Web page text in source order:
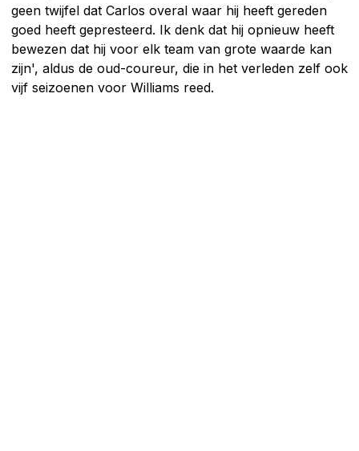
geen twijfel dat Carlos overal waar hij heeft gereden
goed heeft gepresteerd. Ik denk dat hij opnieuw heeft
bewezen dat hij voor elk team van grote waarde kan
zijn', aldus de oud-coureur, die in het verleden zelf ook
vijf seizoenen voor Williams reed.